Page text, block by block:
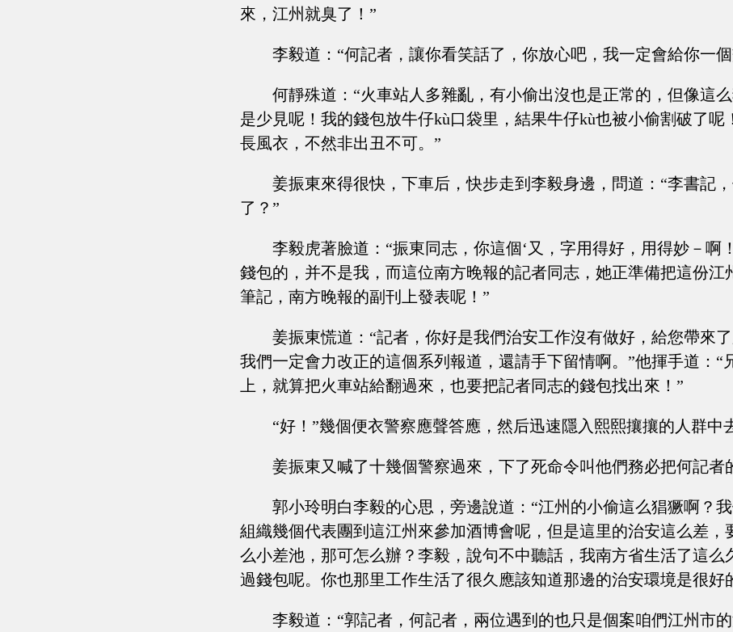
來，江州就臭了！”
李毅道：“何記者，讓你看笑話了，你放心吧，我一定會給你一
何靜殊道：“火車站人多雜亂，有小偷出沒也是正常的，但像這
是少見呢！我的錢包放牛仔kù口袋里，結果牛仔kù也被小偷割破了呢
長風衣，不然非出丑不可。”
姜振東來得很快，下車后，快步走到李毅身邊，問道：“李書記
了？”
李毅虎著臉道：“振東同志，你這個‘又，字用得好，用得妙－啊
錢包的，并不是我，而這位南方晚報的記者同志，她正準備把這份江
筆記，南方晚報的副刊上發表呢！”
姜振東慌道：“記者，你好是我們治安工作沒有做好，給您帶來了
我們一定會力改正的這個系列報道，還請手下留情啊。”他揮手道：“
上，就算把火車站給翻過來，也要把記者同志的錢包找出來！”
“好！”幾個便衣警察應聲答應，然后迅速隱入熙熙攘攘的人群中
姜振東又喊了十幾個警察過來，下了死命令叫他們務必把何記者
郭小玲明白李毅的心思，旁邊說道：“江州的小偷這么猖獗啊？
組織幾個代表團到這江州來參加酒博會呢，但是這里的治安這么差，
么小差池，那可怎么辦？李毅，說句不中聽話，我南方省生活了這么
過錢包呢。你也那里工作生活了很久應該知道那邊的治安環境是很好
李毅道：“郭記者，何記者，兩位遇到的也只是個案咱們江州市